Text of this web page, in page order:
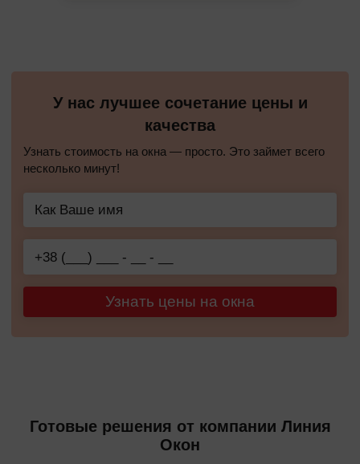
У нас лучшее сочетание цены и
качества
Узнать стоимость на окна — просто. Это займет всего
несколько минут!
Узнать цены на окна
Готовые решения от компании Линия
Окон